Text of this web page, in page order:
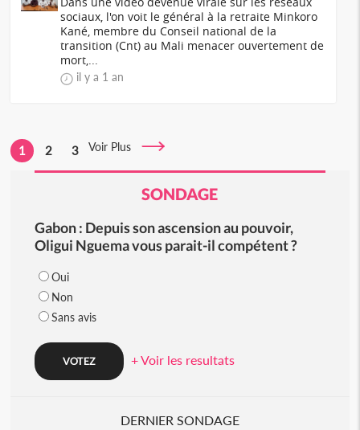
sociaux, l'on voit le général à la retraite Minkoro
Kané, membre du Conseil national de la
transition (Cnt) au Mali menacer ouvertement de
mort,...
il y a 1 an
1 2 3 Voir Plus
SONDAGE
Gabon : Depuis son ascension au pouvoir,
Oligui Nguema vous parait-il compétent ?
Oui
Non
Sans avis
+ Voir les resultats
DERNIER SONDAGE